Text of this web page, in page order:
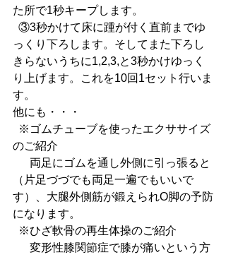
た所で1秒キープします。
っくり下ろします。そしてまた下ろし
きらないうちに1,2,3,と3秒かけゆっく
り上げます。これを10回1セット行いま
す。
他にも・・・
のご紹介
（片足づづでも両足一遍でもいいで
す）、大腿外側筋が鍛えられO脚の予防
になります。
  ※ひざ軟骨の再生体操のご紹介